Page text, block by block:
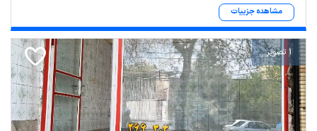
مشاهده جزییات
1 تصویر